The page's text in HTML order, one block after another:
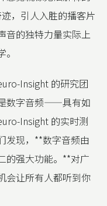
，引人入胜的播客片
音的独特力量实际上
Insight 的研究团
数字音频——具有如
Insight 的实时测
发现，**数字音频由
的强大功能。**对广
会让所有人都听到你